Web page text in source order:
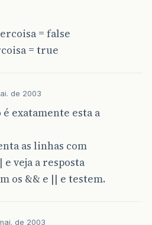
= false
= true
de 2003
exatamente esta a
as linhas com
veja a resposta
os && e || e testem.
de 2003